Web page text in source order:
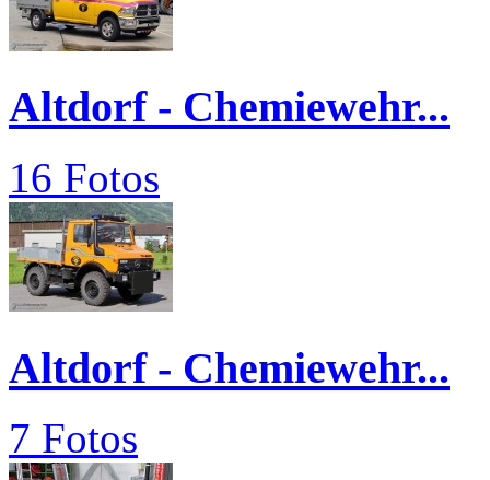
Altdorf - Chemiewehr...
16 Fotos
Altdorf - Chemiewehr...
7 Fotos